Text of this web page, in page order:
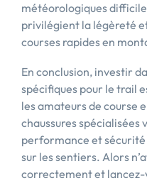
météorologiques
privilégient la légèreté
courses rapides en
En conclusion, investir
spécifiques pour le trail
les amateurs de course
chaussures
performance et sécurité
sur les sentiers. Alors
correctement et lancez-